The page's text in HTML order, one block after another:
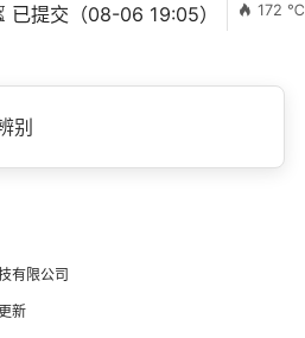
已提交（08-06 19:05） 172 ℃
别
有限公司
新